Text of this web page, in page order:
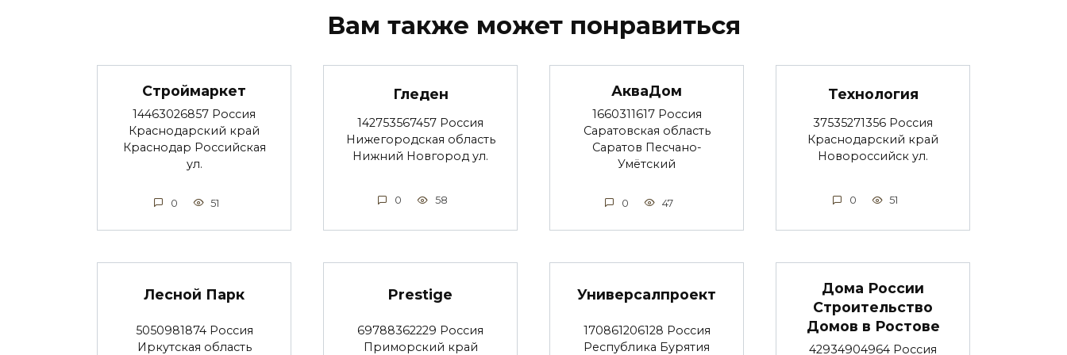
Вам также может понравиться
Строймаркет
14463026857 Россия
Краснодарский край
Краснодар Российская
ул.
0 51
Гледен
142753567457 Россия
Нижегородская область
Нижний Новгород ул.
0 58
АкваДом
1660311617 Россия
Саратовская область
Саратов Песчано-
Умётский
0 47
Технология
37535271356 Россия
Краснодарский край
Новороссийск ул.
0 51
Лесной Парк
5050981874 Россия
Иркутская область
Prestige
69788362229 Россия
Приморский край
Универсалпроект
170861206128 Россия
Республика Бурятия
Дома России
Строительство
Домов в Ростове
42934904964 Россия